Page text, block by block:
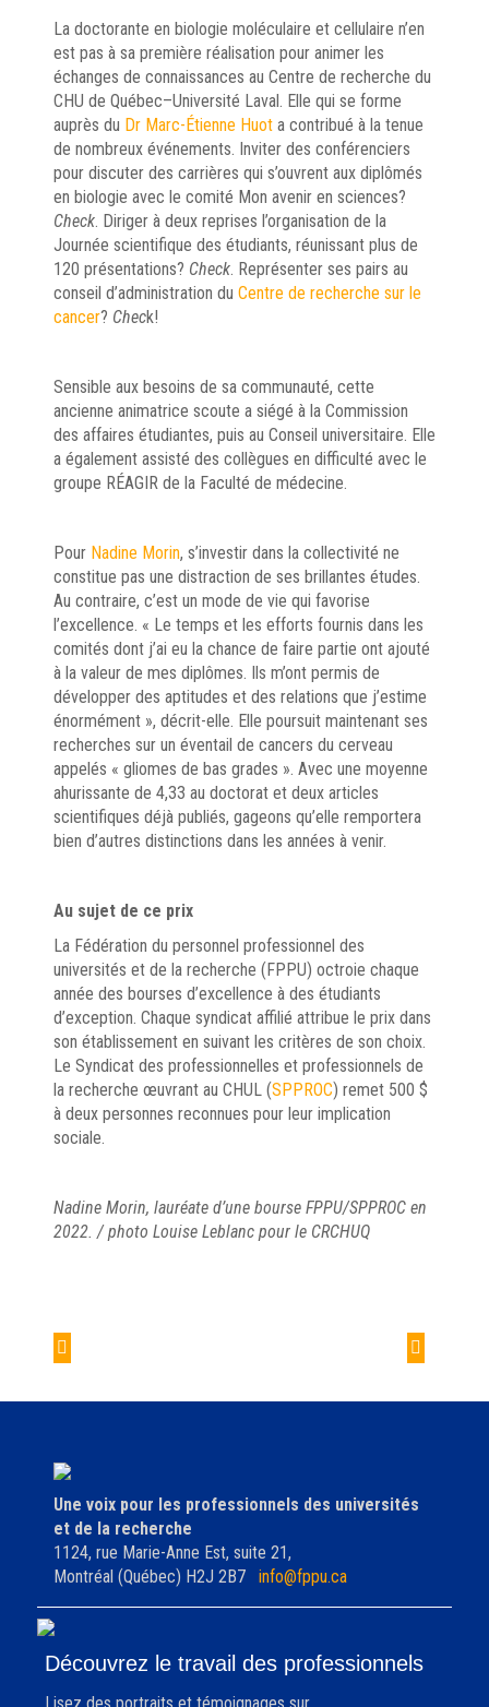
La doctorante en biologie moléculaire et cellulaire n’en
est pas à sa première réalisation pour animer les
échanges de connaissances au Centre de recherche du
CHU de Québec–Université Laval. Elle qui se forme
auprès du Dr Marc-Étienne Huota contribué à la tenue
de nombreux événements. Inviter des conférenciers
pour discuter des carrières qui s’ouvrent aux diplômés
en biologie avec le comité Mon avenir en sciences?
Check. Diriger à deux reprises l’organisation de la
Journée scientifique des étudiants, réunissant plus de
120 présentations? Check. Représenter ses pairs au
conseil d’administration du Centre de recherche sur le
cancer? Check!
Sensible aux besoins de sa communauté, cette
ancienne animatrice scoute a siégé à la Commission
des affaires étudiantes, puis au Conseil universitaire. Elle
a également assisté des collègues en difficulté avec le
groupe RÉAGIR de la Faculté de médecine.
Pour Nadine Morin, s’investir dans la collectivité ne
constitue pas une distraction de ses brillantes études.
Au contraire, c’est un mode de vie qui favorise
l’excellence. « Le temps et les efforts fournis dans les
comités dont j’ai eu la chance de faire partie ont ajouté
à la valeur de mes diplômes. Ils m’ont permis de
développer des aptitudes et des relations que j’estime
énormément », décrit-elle. Elle poursuit maintenant ses
recherches sur un éventail de cancers du cerveau
appelés « gliomes de bas grades ». Avec une moyenne
ahurissante de 4,33 au doctorat et deux articles
scientifiques déjà publiés, gageons qu’elle remportera
bien d’autres distinctions dans les années à venir.
Au sujet de ce prix
La Fédération du personnel professionnel des
universités et de la recherche (FPPU) octroie chaque
année des bourses d’excellence à des étudiants
d’exception. Chaque syndicat affilié attribue le prix dans
son établissement en suivant les critères de son choix.
Le Syndicat des professionnelles et professionnels de
la recherche œuvrant au CHUL (SPPROC) remet 500 $
à deux personnes reconnues pour leur implication
sociale.
Nadine Morin, lauréate d’une bourse FPPU/SPPROC en
2022. / photo Louise Leblanc pour le CRCHUQ
de
Bourse
Une voix pour les professionnels des universités
et de la recherche
1124, rue Marie-Anne Est, suite 21,
Montréal (Québec) H2J 2B7 info@fppu.ca
Découvrez le travail des professionnels